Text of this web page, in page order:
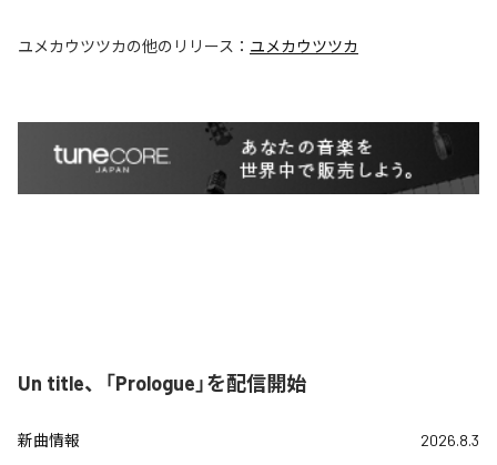
ユメカウツツカの他のリリース： ユメカウツツカ
Un title、「Prologue」を配信開始
新曲情報 2026.8.3